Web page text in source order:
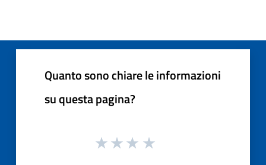
Quanto sono chiare le informazioni
su questa pagina?